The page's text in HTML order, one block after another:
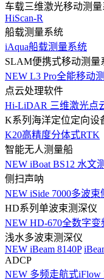
车载三维激光移动测
HiScan-R
船载测量系统
iAqua船载测量系统
SLAM便携式移动测量
NEW L3 Pro全能移动
点云处理软件
Hi-LiDAR 三维激光点
K系列海洋定位定向设
K20高精度分体式RTK
智能无人测量船
NEW iBoat BS12 水文
侧扫声呐
NEW iSide 7000多波束
HD系列单波束测深仪
NEW HD-670全数字变
浅水多波束测深仪
NEW iBeam 8140P
ADCP
NEW 多频走航式iFlow